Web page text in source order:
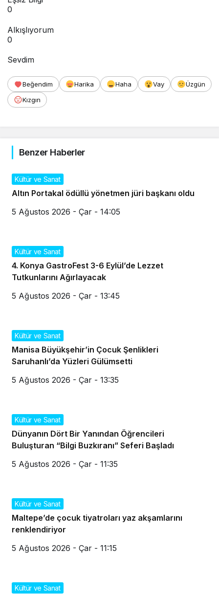
0
Alkışlıyorum
0
Sevdim
Beğendim Harika Haha Vay
Üzgün
Kızgın
Benzer Haberler
Kültür ve Sanat
Altın Portakal ödüllü yönetmen jüri başkanı oldu
5 Ağustos 2026 - Çar - 14:05
Kültür ve Sanat
4. Konya GastroFest 3-6 Eylül’de Lezzet
Tutkunlarını Ağırlayacak
5 Ağustos 2026 - Çar - 13:45
Kültür ve Sanat
Manisa Büyükşehir’in Çocuk Şenlikleri
Saruhanlı’da Yüzleri Gülümsetti
5 Ağustos 2026 - Çar - 13:35
Kültür ve Sanat
Dünyanın Dört Bir Yanından Öğrencileri
Buluşturan “Bilgi Buzkıranı” Seferi Başladı
5 Ağustos 2026 - Çar - 11:35
Kültür ve Sanat
Maltepe’de çocuk tiyatroları yaz akşamlarını
renklendiriyor
5 Ağustos 2026 - Çar - 11:15
Kültür ve Sanat